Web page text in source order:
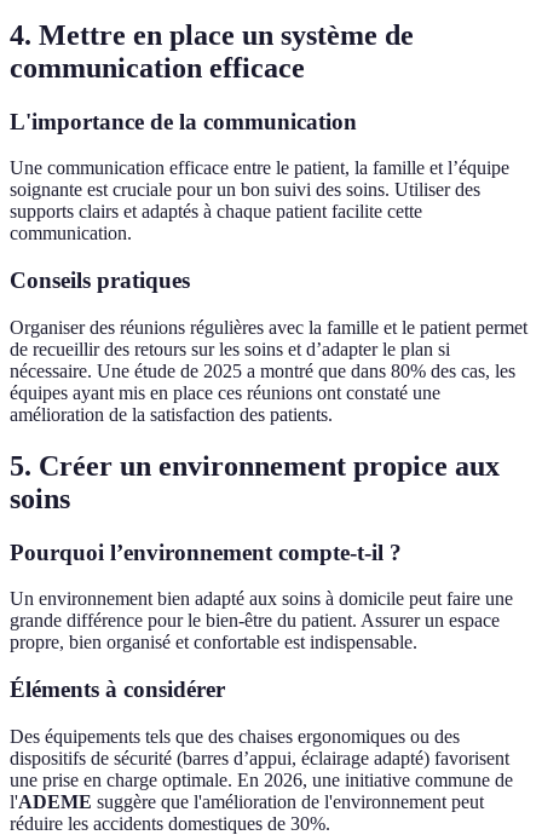
4. Mettre en place un système de
communication efficace
L'importance de la communication
Une communication efficace entre le patient, la famille et l’équipe
soignante est cruciale pour un bon suivi des soins. Utiliser des
supports clairs et adaptés à chaque patient facilite cette
communication.
Conseils pratiques
Organiser des réunions régulières avec la famille et le patient permet
de recueillir des retours sur les soins et d’adapter le plan si
nécessaire. Une étude de 2025 a montré que dans 80% des cas, les
équipes ayant mis en place ces réunions ont constaté une
amélioration de la satisfaction des patients.
5. Créer un environnement propice aux
soins
Pourquoi l’environnement compte-t-il ?
Un environnement bien adapté aux soins à domicile peut faire une
grande différence pour le bien-être du patient. Assurer un espace
propre, bien organisé et confortable est indispensable.
Éléments à considérer
Des équipements tels que des chaises ergonomiques ou des
dispositifs de sécurité (barres d’appui, éclairage adapté) favorisent
une prise en charge optimale. En 2026, une initiative commune de
l'ADEME suggère que l'amélioration de l'environnement peut
réduire les accidents domestiques de 30%.